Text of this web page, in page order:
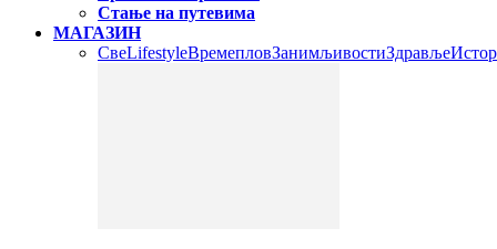
Стање на путевима
МАГАЗИН
СвеLifestyleВремепловЗанимљивостиЗдравље